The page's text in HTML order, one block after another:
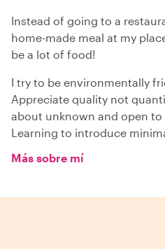
Instead of going to a
home-made meal at my
be a lot of food!
I try to be environmentally
Appreciate quality not
about unknown and open
Learning to introduce
Más sobre mí